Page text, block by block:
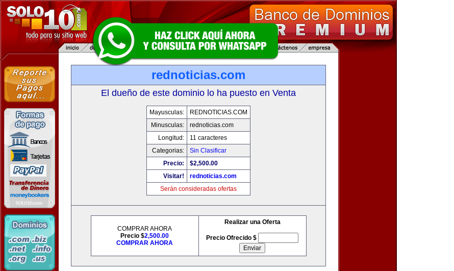
rednoticias.com
El dueño de este dominio lo ha puesto en Venta
Mayusculas:
REDNOTICIAS.COM
Minusculas:
rednoticias.com
Longitud:
11 caracteres
Categorias:
Sin Clasificar
Precio:
$2,500.00
Visitar!
rednoticias.com
Serán consideradas ofertas
COMPRAR AHORA
Precio $2,500.00
COMPRAR AHORA
Realizar una Oferta
Precio Ofrecido $